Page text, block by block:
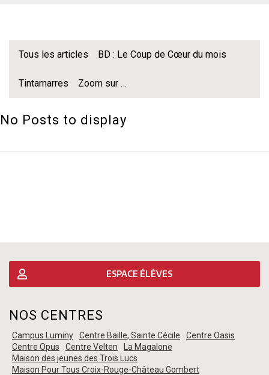
Tous les articles BD : Le Coup de Cœur du mois
Tintamarres Zoom sur …
No Posts to display
ESPACE ÉLÈVES
NOS CENTRES
Campus Luminy Centre Baille, Sainte Cécile
Centre Oasis
Centre Opus
Centre Velten
La Magalone
Maison des jeunes des Trois Lucs
Maison Pour Tous Croix-Rouge-Château Gombert